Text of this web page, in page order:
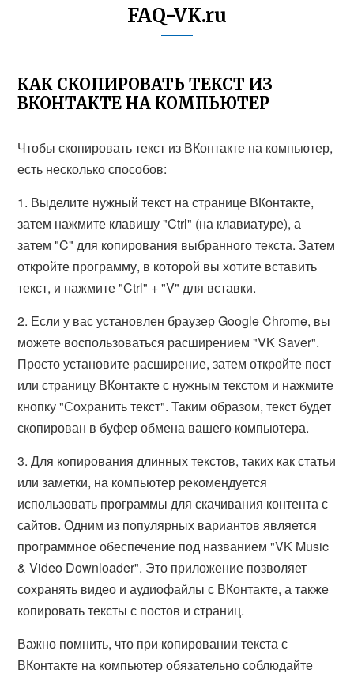
FAQ-VK.ru
КАК СКОПИРОВАТЬ ТЕКСТ ИЗ
ВКОНТАКТЕ НА КОМПЬЮТЕР
Чтобы скопировать текст из ВКонтакте на компьютер,
есть несколько способов:
1. Выделите нужный текст на странице ВКонтакте,
затем нажмите клавишу "Ctrl" (на клавиатуре), а
затем "C" для копирования выбранного текста. Затем
откройте программу, в которой вы хотите вставить
текст, и нажмите "Ctrl" + "V" для вставки.
2. Если у вас установлен браузер Google Chrome, вы
можете воспользоваться расширением "VK Saver".
Просто установите расширение, затем откройте пост
или страницу ВКонтакте с нужным текстом и нажмите
кнопку "Сохранить текст". Таким образом, текст будет
скопирован в буфер обмена вашего компьютера.
3. Для копирования длинных текстов, таких как статьи
или заметки, на компьютер рекомендуется
использовать программы для скачивания контента с
сайтов. Одним из популярных вариантов является
программное обеспечение под названием "VK Music
& Video Downloader". Это приложение позволяет
сохранять видео и аудиофайлы с ВКонтакте, а также
копировать тексты с постов и страниц.
Важно помнить, что при копировании текста с
ВКонтакте на компьютер обязательно соблюдайте